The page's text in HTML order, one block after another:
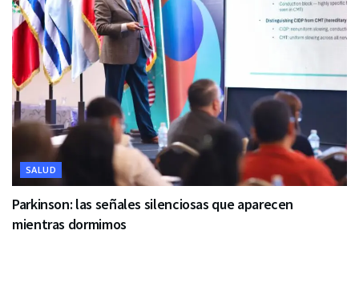
SALUD
Parkinson: las señales silenciosas que aparecen
mientras dormimos